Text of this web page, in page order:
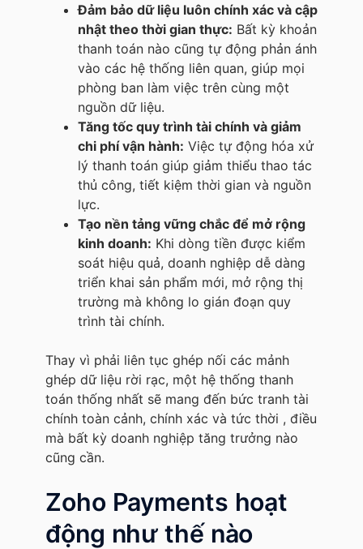
Đảm bảo dữ liệu luôn chính xác và cập
nhật theo thời gian thực: Bất kỳ khoản
thanh toán nào cũng tự động phản ánh
vào các hệ thống liên quan, giúp mọi
phòng ban làm việc trên cùng một
nguồn dữ liệu.
Tăng tốc quy trình tài chính và giảm
chi phí vận hành: Việc tự động hóa xử
lý thanh toán giúp giảm thiểu thao tác
thủ công, tiết kiệm thời gian và nguồn
lực.
Tạo nền tảng vững chắc để mở rộng
kinh doanh: Khi dòng tiền được kiểm
soát hiệu quả, doanh nghiệp dễ dàng
triển khai sản phẩm mới, mở rộng thị
trường mà không lo gián đoạn quy
trình tài chính.
Thay vì phải liên tục ghép nối các mảnh
ghép dữ liệu rời rạc, một hệ thống thanh
toán thống nhất sẽ mang đến bức tranh tài
chính toàn cảnh, chính xác và tức thời , điều
mà bất kỳ doanh nghiệp tăng trưởng nào
cũng cần.
Zoho Payments hoạt
động như thế nào